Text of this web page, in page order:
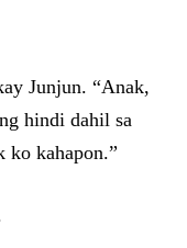
Junjun. “Anak,
hindi dahil sa
ko kahapon.”